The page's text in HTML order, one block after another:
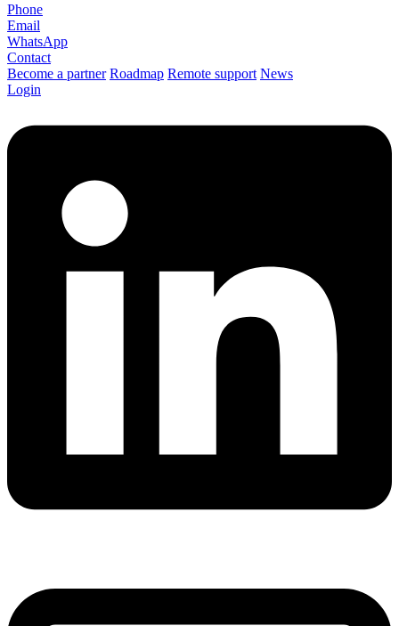
Phone
Email
WhatsApp
Contact
Become a partner Roadmap Remote support News
Login